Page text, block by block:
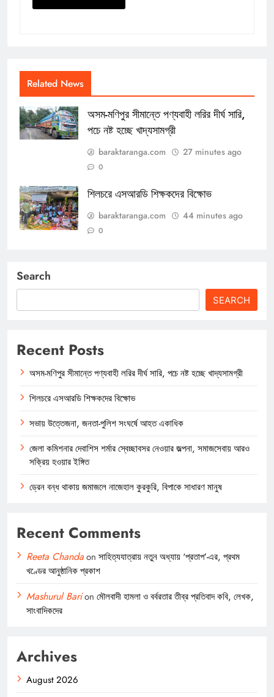
Related News
অসম-মণিপুর সীমান্তে পণ্যবাহী লরির দীর্ঘ সারি,
পচে নষ্ট হচ্ছে খাদ্যসামগ্রী
baraktaranga.com 27 minutes ago
0
শিলচরে এসআরডি শিক্ষকদের বিক্ষোভ
baraktaranga.com 44 minutes ago
0
Search
SEARCH
Recent Posts
অসম-মণিপুর সীমান্তে পণ্যবাহী লরির দীর্ঘ সারি, পচে নষ্ট হচ্ছে খাদ্যসামগ্রী
শিলচরে এসআরডি শিক্ষকদের বিক্ষোভ
সভায় উত্তেজনা, জনতা-পুলিশ সংঘর্ষে আহত একাধিক
জেলা কমিশনার দেবাশিস শর্মার স্বেচ্ছাবসর নেওয়ার জল্পনা, সমাজসেবায় আরও
সক্রিয় হওয়ার ইঙ্গিত
ড্রেন বন্ধ থাকায় জমাজলে নাজেহাল কুরকুরি, বিপাকে সাধারণ মানুষ
Recent Comments
Reeta Chandaon সাহিত্যযাত্রায় নতুন অধ্যায় ‘প্রতাপ’-এর, প্রথম
খণ্ডের আনুষ্ঠানিক প্রকাশ
Mashurul Barion মৌলবাদী হামলা ও বর্বরতার তীব্র প্রতিবাদ কবি, লেখক,
সাংবাদিকদের
Archives
August 2026